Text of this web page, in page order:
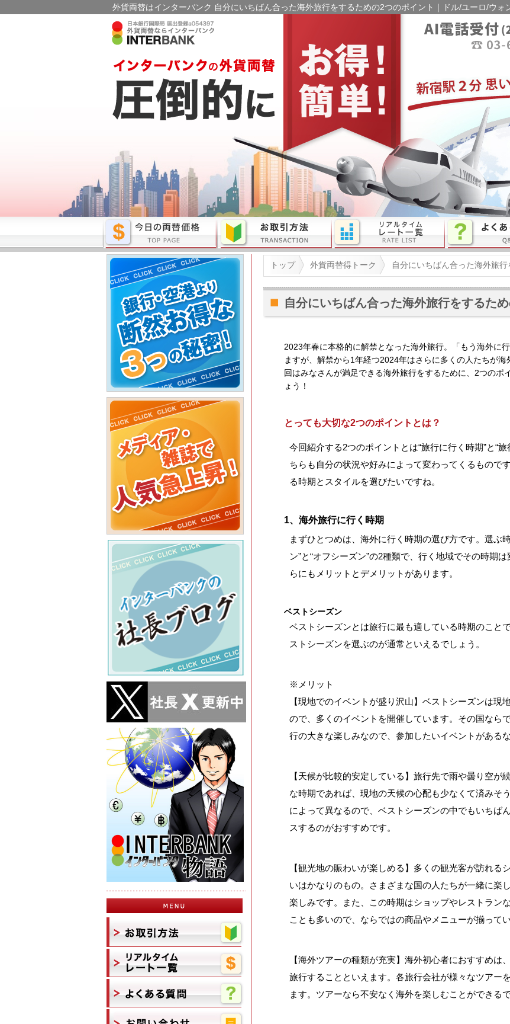
外貨両替はインターバンク 自分にいちばん合った海外旅行をするための2つのポイント｜ドル/ユーロ/ウォ
トップ 外貨両替得トーク 自分にいちばん合った海外旅
自分にいちばん合った海外旅行をするた
2023年春に本格的に解禁となった海外旅行。「もう海外に
ますが、解禁から1年経つ2024年はさらに多くの人たちが
回はみなさんが満足できる海外旅行をするために、2つのポ
ょう！
とっても大切な2つのポイントとは？
今回紹介する2つのポイントとは“旅行に行く時期”と“
ちらも自分の状況や好みによって変わってくるもので
る時期とスタイルを選びたいですね。
1、海外旅行に行く時期
まずひとつめは、海外に行く時期の選び方です。選ぶ
ン”と“オフシーズン”の2種類で、行く地域でその時期
らにもメリットとデメリットがあります。
ベストシーズン
ベストシーズンとは旅行に最も適している時期のこと
ストシーズンを選ぶのが通常といえるでしょう。
※メリット
【現地でのイベントが盛り沢山】ベストシーズンは現
ので、多くのイベントを開催しています。その国なら
行の大きな楽しみなので、参加したいイベントがある
【天候が比較的安定している】旅行先で雨や曇り空が
な時期であれば、現地の天候の心配も少なくて済みそ
によって異なるので、ベストシーズンの中でもいちば
スするのがおすすめです。
【観光地の賑わいが楽しめる】多くの観光客が訪れる
いはかなりのもの。さまざまな国の人たちが一緒に楽
楽しみです。また、この時期はショップやレストラン
ことも多いので、ならではの商品やメニューが揃ってい
【海外ツアーの種類が充実】海外初心者におすすめは
旅行することといえます。各旅行会社が様々なツアー
ます。ツアーなら不安なく海外を楽しむことができるで